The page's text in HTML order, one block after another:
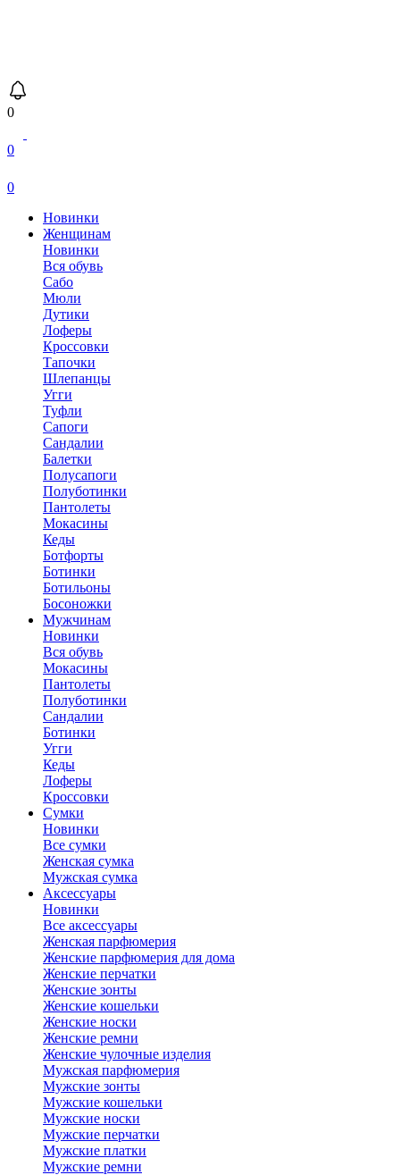
0
0
0
Новинки
Женщинам
Новинки
Вся обувь
Сабо
Мюли
Дутики
Лоферы
Кроссовки
Тапочки
Шлепанцы
Угги
Туфли
Сапоги
Сандалии
Балетки
Полусапоги
Полуботинки
Пантолеты
Мокасины
Кеды
Ботфорты
Ботинки
Ботильоны
Босоножки
Мужчинам
Новинки
Вся обувь
Мокасины
Пантолеты
Полуботинки
Сандалии
Ботинки
Угги
Кеды
Лоферы
Кроссовки
Сумки
Новинки
Все сумки
Женская сумка
Мужская сумка
Аксессуары
Новинки
Все аксессуары
Женская парфюмерия
Женские парфюмерия для дома
Женские перчатки
Женские зонты
Женские кошельки
Женские носки
Женские ремни
Женские чулочные изделия
Мужская парфюмерия
Мужские зонты
Мужские кошельки
Мужские носки
Мужские перчатки
Мужские платки
Мужские ремни